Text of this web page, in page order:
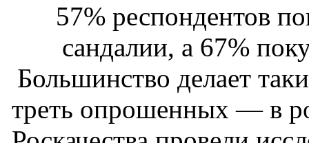
57% респондентов
сандалии, а 67%
Большинство делает
треть опрошенных — в